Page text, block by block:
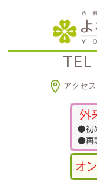
TEL
アクセ